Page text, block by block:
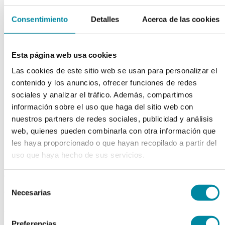
Consentimiento Detalles Acerca de las cookies
Esta página web usa cookies
Las cookies de este sitio web se usan para personalizar el
contenido y los anuncios, ofrecer funciones de redes
sociales y analizar el tráfico. Además, compartimos
información sobre el uso que haga del sitio web con
nuestros partners de redes sociales, publicidad y análisis
web, quienes pueden combinarla con otra información que
les haya proporcionado o que hayan recopilado a partir del
uso que haya hecho de sus servicios.
Necesarias
consigue 15 puntos de fidelización
FRASCO 100 ml VIDRIO